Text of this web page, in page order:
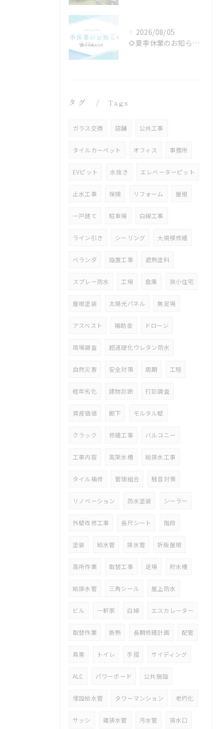
2026/08/05
🌻夏季休業のお知らせ🌻
タグ Tags
ガラス交換 店舗 公共工事
タイルカーペット オフィス 事務所
EVピット 水抜き エレベーターピット
止水工事 保険 リフォーム 屋根
一戸建て 駐車場 白線工事
ライン引き シーリング 大規模修繕
ベランダ 設置工事 遮熱塗料
スプレー防水 工場 倉庫 狭小住宅
屋根塗装 太陽光パネル 無足場
アスベスト 補助金 ドローン
現場調査 超速硬化ウレタン防水
自然災害 安全対策 周期 工程
経年劣化 建物診断 打診調査
資産価値 廊下 モルタル壁
クラック 修繕工事 バルコニー
工事内容 高架水槽 給排水工事
タイル補修 管理組合 騒音対策
リノベーション 防水塗装 シーラー
外壁改修工事 長尺シート 階段
塗装 給水管 排水管 折板屋根
高所作業 取替工事 足場 貯水槽
給排水管 三角シール 屋上防水
ビル 一軒家 白線 エスカレーター
取替作業 断熱 長期修繕計画 配管
鳥害 トイレ 手摺 サイディング
ALC パワーボード 公共施設
埋設給水管 タワーマンション 老朽化
サッシ 雑排水管 汚水管 排水口